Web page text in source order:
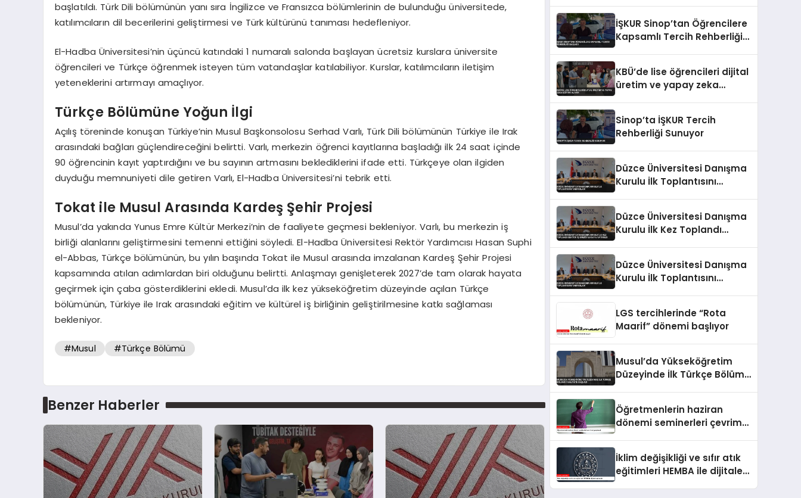
başlatıldı. Türk Dili bölümünün yanı sıra İngilizce ve Fransızca bölümlerinin de bulunduğu üniversitede,
katılımcıların dil becerilerini geliştirmesi ve Türk kültürünü tanıması hedefleniyor.
El-Hadba Üniversitesi’nin üçüncü katındaki 1 numaralı salonda başlayan ücretsiz kurslara üniversite
öğrencileri ve Türkçe öğrenmek isteyen tüm vatandaşlar katılabiliyor. Kurslar, katılımcıların iletişim
yeteneklerini artırmayı amaçlıyor.
Türkçe Bölümüne Yoğun İlgi
Açılış töreninde konuşan Türkiye’nin Musul Başkonsolosu Serhad Varlı, Türk Dili bölümünün Türkiye ile Irak
arasındaki bağları güçlendireceğini belirtti. Varlı, merkezin öğrenci kayıtlarına başladığı ilk 24 saat içinde
90 öğrencinin kayıt yaptırdığını ve bu sayının artmasını beklediklerini ifade etti. Türkçeye olan ilgiden
duyduğu memnuniyeti dile getiren Varlı, El-Hadba Üniversitesi’ni tebrik etti.
Tokat ile Musul Arasında Kardeş Şehir Projesi
Musul’da yakında Yunus Emre Kültür Merkezi’nin de faaliyete geçmesi bekleniyor. Varlı, bu merkezin iş
birliği alanlarını geliştirmesini temenni ettiğini söyledi. El-Hadba Üniversitesi Rektör Yardımcısı Hasan Suphi
el-Abbas, Türkçe bölümünün, bu yılın başında Tokat ile Musul arasında imzalanan Kardeş Şehir Projesi
kapsamında atılan adımlardan biri olduğunu belirtti. Anlaşmayı genişleterek 2027’de tam olarak hayata
geçirmek için çaba gösterdiklerini ekledi. Musul’da ilk kez yükseköğretim düzeyinde açılan Türkçe
bölümünün, Türkiye ile Irak arasındaki eğitim ve kültürel iş birliğinin geliştirilmesine katkı sağlaması
bekleniyor.
#Musul #Türkçe Bölümü
Benzer Haberler
İŞKUR Sinop’tan Öğrencilere
Kapsamlı Tercih Rehberliği
KBÜ’de lise öğrencileri dijital
üretim ve yapay zeka
Sinop’ta İŞKUR Tercih
Rehberliği Sunuyor
Düzce Üniversitesi Danışma
Kurulu İlk Toplantısını
Düzce Üniversitesi Danışma
Kurulu İlk Kez Toplandı
Düzce Üniversitesi Danışma
Kurulu İlk Toplantısını
LGS tercihlerinde “Rota
Maarif” dönemi başlıyor
Musul’da Yükseköğretim
Düzeyinde İlk Türkçe Bölümü
Öğretmenlerin haziran
dönemi seminerleri çevrim
İklim değişikliği ve sıfır atık
eğitimleri HEMBA ile dijitale